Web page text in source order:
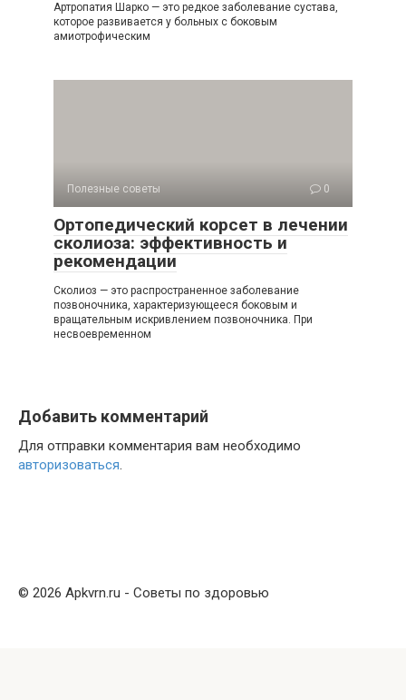
Артропатия Шарко — это редкое заболевание сустава,
которое развивается у больных с боковым
амиотрофическим
Полезные советы 0
Ортопедический корсет в лечении
сколиоза: эффективность и
рекомендации
Сколиоз — это распространенное заболевание
позвоночника, характеризующееся боковым и
вращательным искривлением позвоночника. При
несвоевременном
Добавить комментарий
Для отправки комментария вам необходимо
авторизоваться.
© 2026 Apkvrn.ru - Советы по здоровью